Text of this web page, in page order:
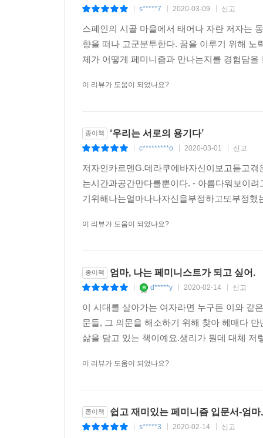
s*****7 2020-03-09 신고
스페인의 시골 마을에서 태어나 자란 저자는
향을 떠나 고군분투한다. 꿈을 이루기 위해
체가 어떻게 페미니즘과 만나는지를 경험담
이 리뷰가 도움이 되었나요?
종이책 ‘우리는 서로의 용기다’
c*********o 2020-03-01 신고
저자인카르멘G.데라쿠에바자신이보고듣고
는시간과공간만다를뿐이다. - 아름다워보이려
기위해나는얼마나나자신을부정하고또부정
이 리뷰가 도움이 되었나요?
종이책 엄마, 나는 페미니스트가 되고 싶어.
d*****y 2020-02-14 신고
이 시대를 살아가는 여자라면 누구든 이와 같
문들, 그 의문을 해소하기 위해 찾아 헤매다
삶을 담고 있는 책이예요.생리가 뭔데 대체 저
이 리뷰가 도움이 되었나요?
종이책 쉽고 재미있는 페미니즘 입문서-엄
s*****3 2020-02-14 신고